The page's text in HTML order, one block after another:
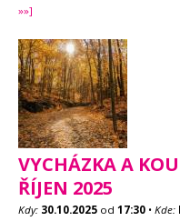
»»]
VYCHÁZKA A
ŘÍJEN 2025
Kdy: 30.10.2025 od 17:30 • Kde: